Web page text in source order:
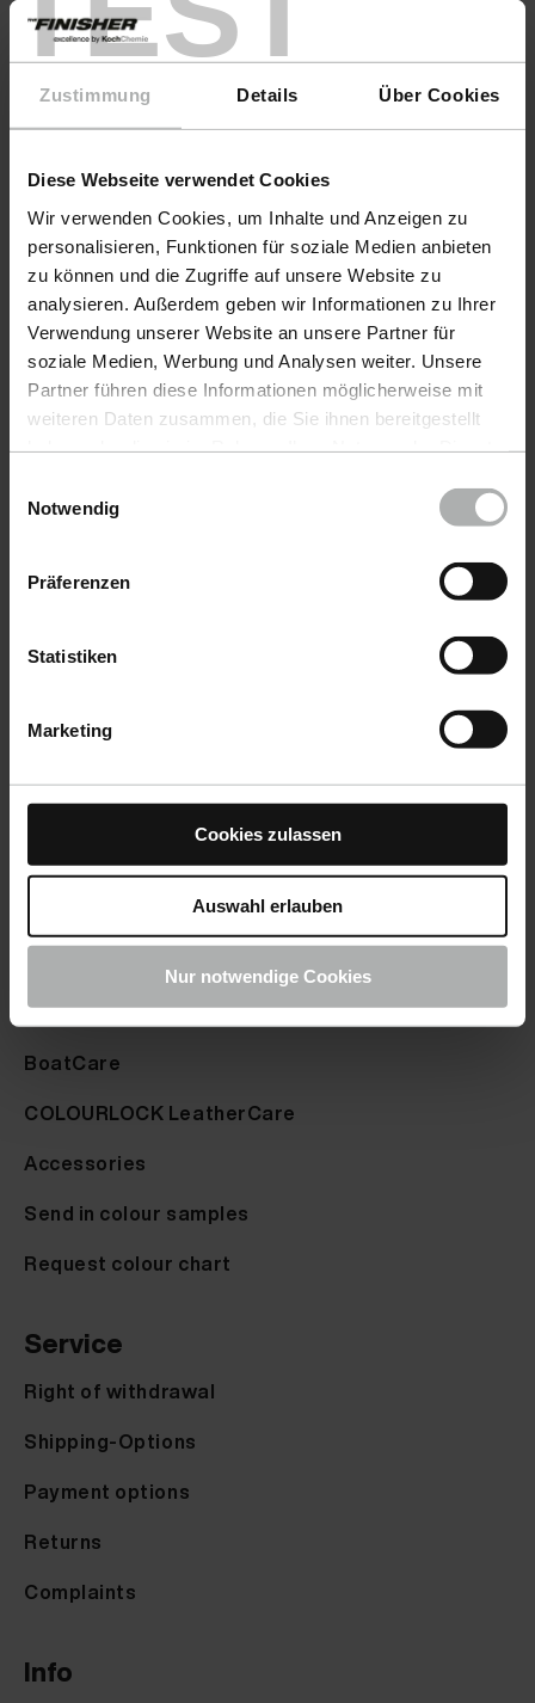
Zustimmung Details Über Cookies
Diese Webseite verwendet Cookies
Wir verwenden Cookies, um Inhalte und Anzeigen zu
personalisieren, Funktionen für soziale Medien anbieten
zu können und die Zugriffe auf unsere Website zu
analysieren. Außerdem geben wir Informationen zu Ihrer
Verwendung unserer Website an unsere Partner für
soziale Medien, Werbung und Analysen weiter. Unsere
Partner führen diese Informationen möglicherweise mit
weiteren Daten zusammen, die Sie ihnen bereitgestellt
Einstellungen zu den Cookies finden Sie unter
Notwendig
Präferenzen
Statistiken
Marketing
Cookies zulassen
Auswahl erlauben
Nur notwendige Cookies
KochChemie · Item No. 9998329
One Cut Foam Pad Ø45
€ 50.90
Ø150
€
incl.
CarCare
BoatCare
COLOURLOCK LeatherCare
Accessories
Send in colour samples
Request colour chart
Service
Right of withdrawal
Shipping-Options
Payment options
Returns
Complaints
Info